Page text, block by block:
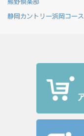
熊野倶楽部
静岡カントリー浜岡コース